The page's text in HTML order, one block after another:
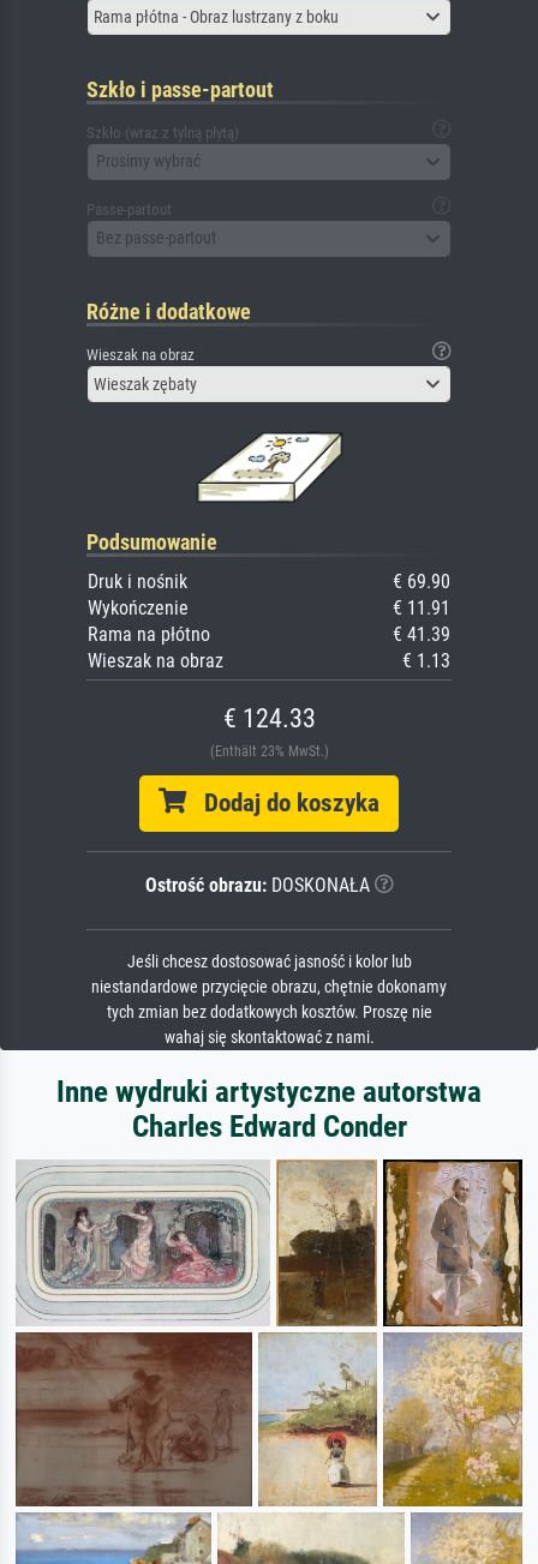
Rama płótna - Obraz lustrzany z boku
Szkło i passe-partout
Szkło (wraz z tylną płytą)
Prosimy wybrać
Passe-partout
Bez passe-partout
Różne i dodatkowe
Wieszak na obraz
Wieszak zębaty
Podsumowanie
Druk i nośnik
€ 69.90
Wykończenie
€ 11.91
Rama na płótno
€ 41.39
Wieszak na obraz
€ 1.13
€ 124.33
(Enthält 23% MwSt.)
Dodaj do koszyka
Ostrość obrazu:DOSKONAŁA
Jeśli chcesz dostosować jasność i kolor lub
niestandardowe przycięcie obrazu, chętnie dokonamy
tych zmian bez dodatkowych kosztów. Proszę nie
wahaj się skontaktować z nami.
Inne wydruki artystyczne autorstwa
Charles Edward Conder